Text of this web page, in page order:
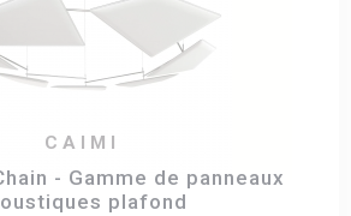
CAIMI
- Gamme de panneaux
plafond